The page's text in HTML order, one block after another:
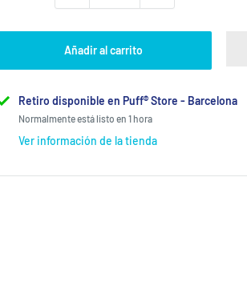
Añadir al carrito
Retiro disponible en Puff® Store - Barcelona
Normalmente está listo en 1 hora
Ver información de la tienda